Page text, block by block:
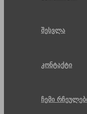
შესვლა
კონტაქტი
ჩემი